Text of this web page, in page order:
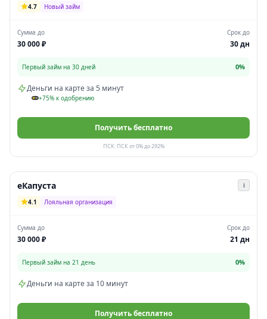
4.7
Новый займ
Сумма до
30 000 ₽
Срок до
30 дн
Первый займ на 30 дней 0%
Деньги на карте за 5 минут
+75% к одобрению
Получить бесплатно
ПСК: ПСК от 0% до 292%
еКапуста
i
4.1
Лояльная организация
Сумма до
30 000 ₽
Срок до
21 дн
Первый займ на 21 день 0%
Деньги на карте за 10 минут
Получить бесплатно